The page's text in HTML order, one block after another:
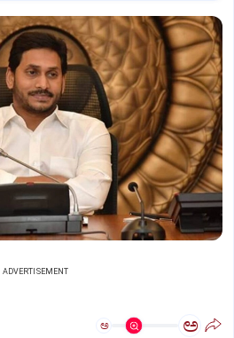
ADVERTISEMENT
ಅ ಅ